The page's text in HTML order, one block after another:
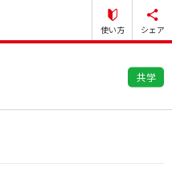
使い方 シェア
共学